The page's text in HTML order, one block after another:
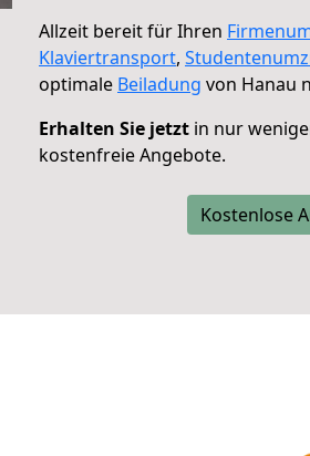
Allzeit bereit für Ihren
Klaviertransport,
optimale Beiladung von Hanau
Erhalten Sie jetzt in nur
kostenfreie Angebote.
Kostenlose